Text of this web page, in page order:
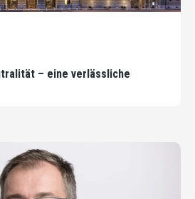
– eine verlässliche